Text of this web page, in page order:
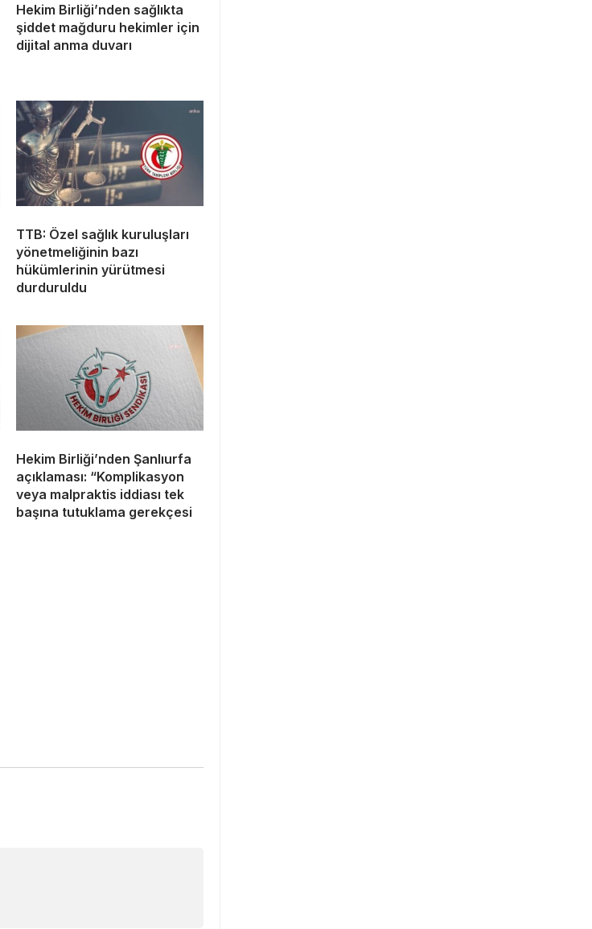
Hekim Birliği’nden sağlıkta
şiddet mağduru hekimler için
dijital anma duvarı
TTB: Özel sağlık kuruluşları
yönetmeliğinin bazı
hükümlerinin yürütmesi
durduruldu
Hekim Birliği’nden Şanlıurfa
açıklaması: “Komplikasyon
veya malpraktis iddiası tek
başına tutuklama gerekçesi